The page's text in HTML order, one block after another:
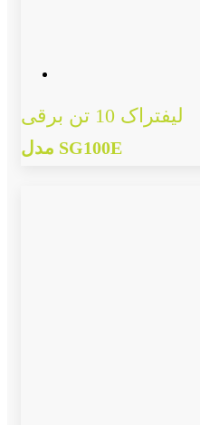
لیفتراک 10 تن برقی
مدل SG100E